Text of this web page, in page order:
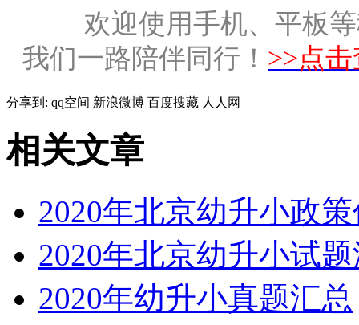
欢迎使用手机、平板
我们一路陪伴同行！ >>点
分享到: qq空间 新浪微博 百度搜藏 人人网
相关文章
2020年北京幼升小政
2020年北京幼升小试
2020年幼升小真题汇总